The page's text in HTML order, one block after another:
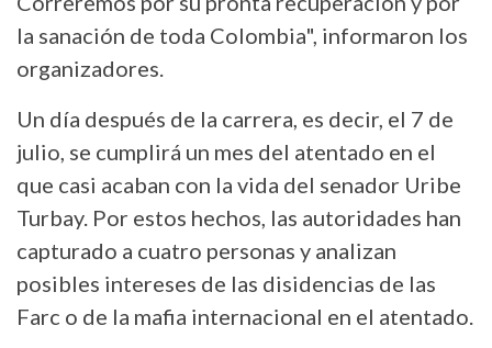
la sanación de toda Colombia", informaron los
organizadores.
Un día después de la carrera, es decir, el 7 de
julio, se cumplirá un mes del atentado en el
que casi acaban con la vida del senador Uribe
Turbay. Por estos hechos, las autoridades han
capturado a cuatro personas y analizan
posibles intereses de las disidencias de las
Farc o de la mafia internacional en el atentado.